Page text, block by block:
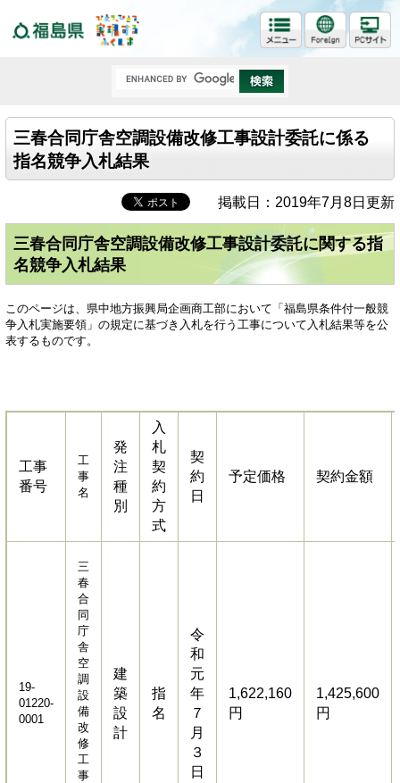
三春合同庁舎空調設備改修工事設計委託に係る
指名競争入札結果
掲載日：2019年7月8日更新
三春合同庁舎空調設備改修工事設計委託に関する指
名競争入札結果
このページは、県中地方振興局企画商工部において「福島県条件付一般競
争入札実施要領」の規定に基づき入札を行う工事について入札結果等を公
表するものです。
工事
番号
工
事
名
発
注
種
別
入
札
契
約
方
式
契
約
日
予定価格 契約金額
19-
01220-
0001
三
春
合
同
庁
舎
空
調
設
備
改
修
工
事
建
築
設
計
指
名
令
和
元
年
７
月
３
日
1,622,160
円
1,425,600
円